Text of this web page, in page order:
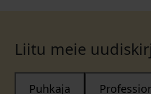
Liitu meie
Puhkaja